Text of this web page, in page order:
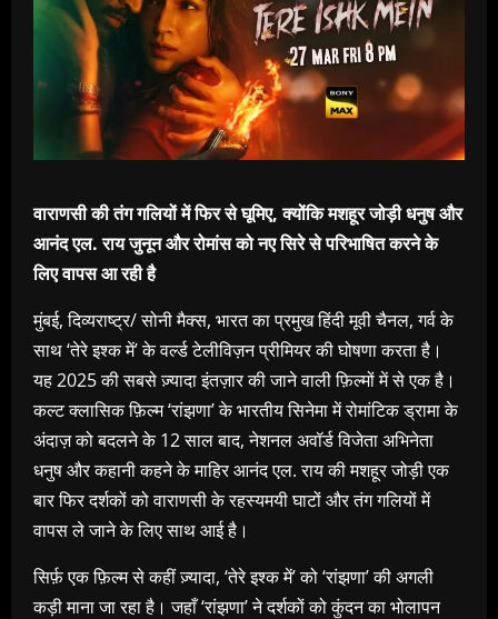
वाराणसी की तंग गलियों में फिर से घूमिए, क्योंकि मशहूर जोड़ी धनुष और
आनंद एल. राय जुनून और रोमांस को नए सिरे से परिभाषित करने के
लिए वापस आ रही है
मुंबई, दिव्यराष्ट्र/ सोनी मैक्स, भारत का प्रमुख हिंदी मूवी चैनल, गर्व के
साथ ‘तेरे इश्क में’ के वर्ल्ड टेलीविज़न प्रीमियर की घोषणा करता है।
यह 2025 की सबसे ज़्यादा इंतज़ार की जाने वाली फ़िल्मों में से एक है।
कल्ट क्लासिक फ़िल्म ‘रांझणा’ के भारतीय सिनेमा में रोमांटिक ड्रामा के
अंदाज़ को बदलने के 12 साल बाद, नेशनल अवॉर्ड विजेता अभिनेता
धनुष और कहानी कहने के माहिर आनंद एल. राय की मशहूर जोड़ी एक
बार फिर दर्शकों को वाराणसी के रहस्यमयी घाटों और तंग गलियों में
वापस ले जाने के लिए साथ आई है।
सिर्फ़ एक फ़िल्म से कहीं ज़्यादा, ‘तेरे इश्क में’ को ‘रांझणा’ की अगली
कड़ी माना जा रहा है। जहाँ ‘रांझणा’ ने दर्शकों को कुंदन का भोलापन